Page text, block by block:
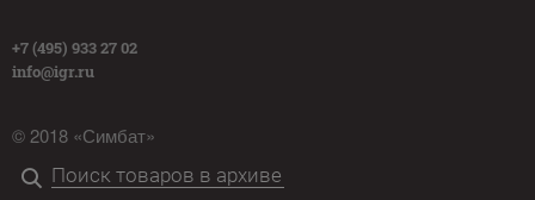
+7 (495) 933 27 02
info@igr.ru
© 2018 «Симбат»